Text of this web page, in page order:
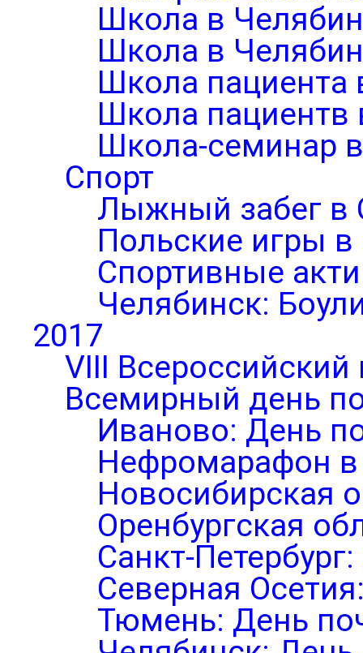
Школа в
Школа в
Школа пациента
Школа пациентв
Школа-семинар
Спорт
Лыжный забег в
Польские игры в
Спортивные
Челябинск:
2017
VIII Всероссийский
Всемирный день
Иваново: День
Нефромарафон
Новосибирская
Оренбургская
Санкт-
Северная
Тюмень: День